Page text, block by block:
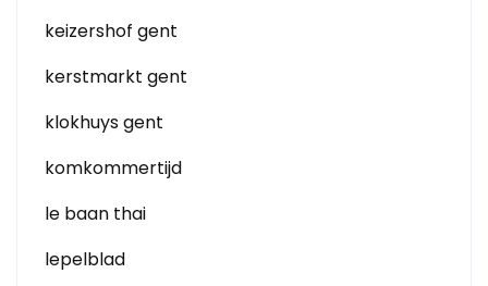
keizershof gent
kerstmarkt gent
klokhuys gent
komkommertijd
le baan thai
lepelblad